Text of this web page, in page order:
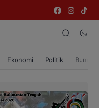
Ekonomi Politik Bumi